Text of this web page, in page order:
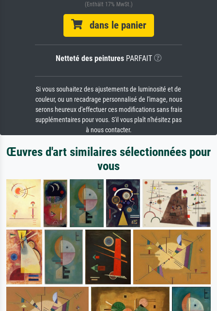
(Enthält 17% MwSt.)
dans le panier
Netteté des peinturesPARFAIT
Si vous souhaitez des ajustements de luminosité et de
couleur, ou un recadrage personnalisé de l'image, nous
serons heureux d'effectuer ces modifications sans frais
supplémentaires pour vous. S'il vous plaît n'hésitez pas
à nous contacter.
Œuvres d'art similaires sélectionnées pour
vous